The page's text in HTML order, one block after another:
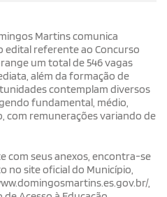
Martins comunica
referente ao Concurso
um total de 546 vagas
além da formação de
contemplam diversos
fundamental, médio,
com remunerações variando de
com seus anexos, encontra-se
no site oficial do Município,
,